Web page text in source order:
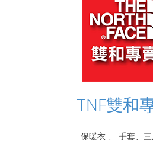
TNF雙和
保暖衣 、 手套、